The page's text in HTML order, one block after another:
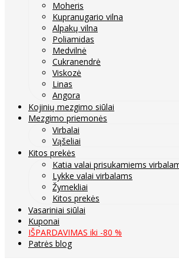
Moheris
Kupranugario vilna
Alpakų vilna
Poliamidas
Medvilnė
Cukranendrė
Viskozė
Linas
Angora
Kojinių mezgimo siūlai
Mezgimo priemonės
Virbalai
Vąšeliai
Kitos prekės
Katia valai prisukamiems
Lykke valai virbalams
Žymekliai
Kitos prekės
Vasariniai siūlai
Kuponai
IŠPARDAVIMAS iki -80 %
Patrės blog